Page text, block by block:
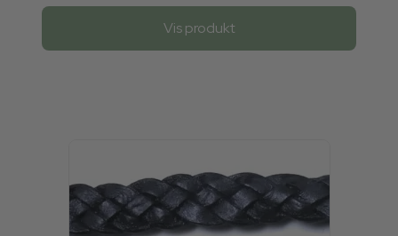
Vis produkt